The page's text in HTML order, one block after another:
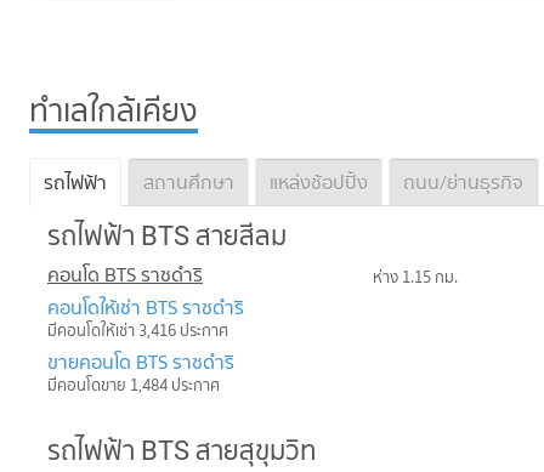
ทำเลใกล้เคียง
รถไฟฟ้า สถานศึกษา แหล่งช้อปปิ้ง ถนน/ย่านธุรกิจ
รถไฟฟ้า BTS สายสีลม
คอนโด BTS ราชดำริ ห่าง 1.15 กม.
คอนโดให้เช่า BTS ราชดำริ
มีคอนโดให้เช่า 3,416 ประกาศ
ขายคอนโด BTS ราชดำริ
มีคอนโดขาย 1,484 ประกาศ
รถไฟฟ้า BTS สายสุขุมวิท